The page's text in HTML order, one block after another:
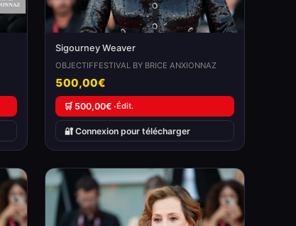
Sigourney Weaver
OBJECTIFFESTIVAL BY BRICE ANXIONNAZ
500,00€
🛒 500,00€ ·Édit.
🔐 Connexion pour télécharger